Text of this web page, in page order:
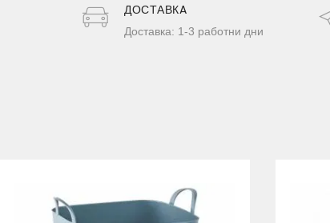
ДОСТАВКA
Доставка: 1-3 работни дни